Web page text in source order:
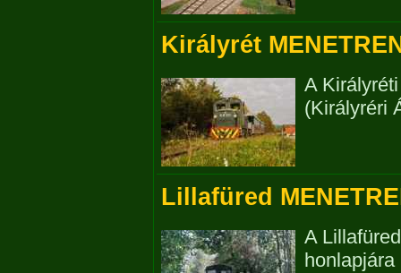
Királyrét
A
(Királyréri
Lillafüred
A